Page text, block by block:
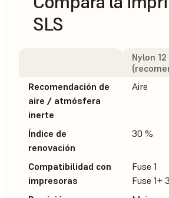
SLS
Nylon
Recomendación de
aire / atmósfera
inerte
Aire
Índice de
renovación
30 %
Compatibilidad con
impresoras
Fuse 1
Fuse 1+